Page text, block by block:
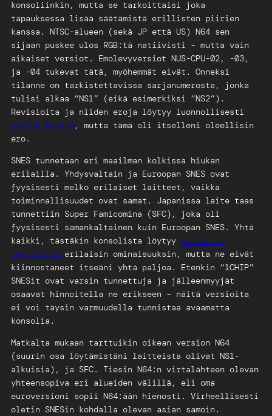
konsoliinkin, mutta se tarkoittaisi joka
tapauksessa lisää säätämistä erillisten piirien
kanssa. NTSC-alueen (sekä JP että US) N64 sen
sijaan puskee ulos RGB:tä natiivisti – mutta vain
aikaiset versiot. Emolevyversiot NUS-CPU-02, -03,
ja -04 tukevat tätä, myöhemmät eivät. Onneksi
tilanne on tarkistettavissa sarjanumerosta, jonka
tulisi alkaa “NS1” (eikä esimerkiksi “NS2”).
Revisioita ja niiden eroja löytyy luonnollisesti
vaikka kuinka , mutta tämä oli itselleni oleellisin
ero.
SNES tunnetaan eri maailman kolkissa hiukan
erilailla. Yhdysvaltain ja Euroopan SNES ovat
fyysisesti melko erilaiset laitteet, vaikka
toiminnallisuudet ovat samat. Japanissa laite taas
tunnettiin Super Famicomina (SFC), joka oli
fyysisesti samankaltainen kuin Euroopan SNES. Yhtä
kaikki, tästäkin konsolista löytyy erilaisia
revisioita erilaisin ominaisuuksin, mutta ne eivät
kiinnostaneet itseäni yhtä paljoa. Etenkin “1CHIP”
SNESit ovat varsin tunnettuja ja jälleenmyyjät
osaavat hinnoitella ne erikseen – näitä versioita
ei voi täysin varmuudella tunnistaa avaamatta
konsolia.
Matkalta mukaan tarttuikin oikean version N64
(suurin osa löytämistäni laitteista olivat NS1-
alkuisia), ja SFC. Tiesin N64:n virtalähteen olevan
yhteensopiva eri alueiden välillä, eli oma
euroversioni sopii N64:ään hienosti. Virheellisesti
oletin SNESin kohdalla olevan asian samoin.